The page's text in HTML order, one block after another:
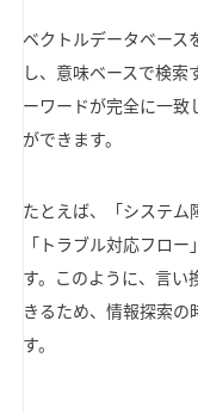
ベクトルデータベース
し、意味ベースで検
ーワードが完全に一致
ができます。
たとえば、「システム
「トラブル対応フロ
す。このように、言い
きるため、情報探索
す。